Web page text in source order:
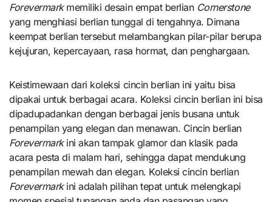
Forevermarkmemiliki desain empat berlian Cornerstone
yang menghiasi berlian tunggal di tengahnya. Dimana
keempat berlian tersebut melambangkan pilar-pilar berupa
kejujuran, kepercayaan, rasa hormat, dan penghargaan.
Keistimewaan dari koleksi cincin berlian ini yaitu bisa
dipakai untuk berbagai acara. Koleksi cincin berlian ini bisa
dipadupadankan dengan berbagai jenis busana untuk
penampilan yang elegan dan menawan. Cincin berlian
Forevermarkini akan tampak glamor dan klasik pada
acara pesta di malam hari, sehingga dapat mendukung
penampilan mewah dan elegan. Koleksi cincin berlian
Forevermark ini adalah pilihan tepat untuk melengkapi